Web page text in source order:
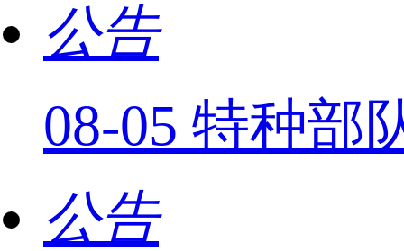
公告
08-05 特种部
公告